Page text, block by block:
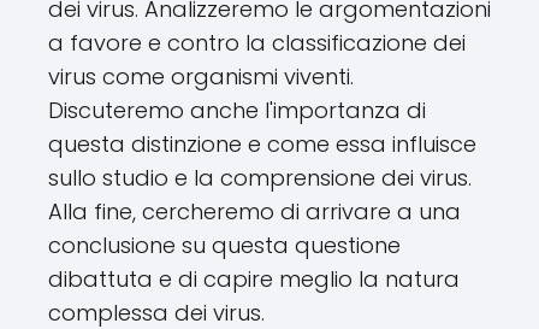
dei virus. Analizzeremo le argomentazioni
a favore e contro la classificazione dei
virus come organismi viventi.
Discuteremo anche l'importanza di
questa distinzione e come essa influisce
sullo studio e la comprensione dei virus.
Alla fine, cercheremo di arrivare a una
conclusione su questa questione
dibattuta e di capire meglio la natura
complessa dei virus.